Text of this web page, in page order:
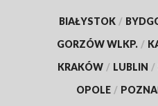
BIAŁYSTOK /
GORZÓW WLKP. /
KRAKÓW / LUBLIN /
OPOLE /